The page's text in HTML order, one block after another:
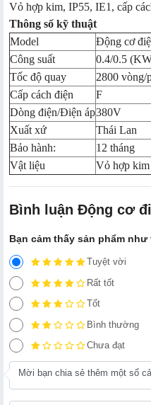
Vỏ hợp kim, IP55, IE1, cấp
Thông số kỹ thuật
Model
Động cơ
Công suất
0.4/0.5
Tốc độ quay
2800 vòng/
Cấp cách điện
F
Dòng điện/Điện áp380V
Xuất xứ
Thái Lan
Bảo hành:
12 tháng
Vật liệu
Vỏ hợp kim
Bình luận Động cơ
Bạn cảm thấy sản phẩm
Tuyệt vời
Rất tốt
Tốt
Bình thường
Chưa đạt